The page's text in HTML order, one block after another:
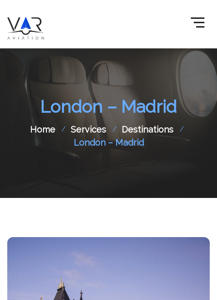
London – Madrid
Home Services
Destinations
London – Madrid